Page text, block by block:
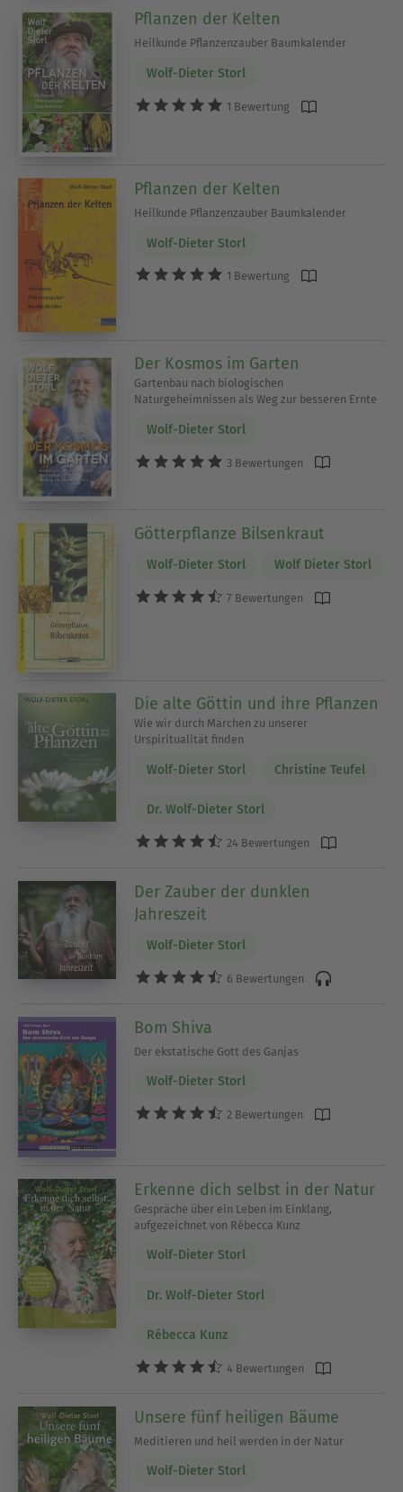
Pflanzen der Kelten
Heilkunde Pflanzenzauber Baumkalender
Wolf-Dieter Storl
1 Bewertung
Pflanzen der Kelten
Heilkunde Pflanzenzauber Baumkalender
Wolf-Dieter Storl
1 Bewertung
Der Kosmos im Garten
Gartenbau nach biologischen
Naturgeheimnissen als Weg zur besseren Ernte
Wolf-Dieter Storl
3 Bewertungen
Götterpflanze Bilsenkraut
Wolf-Dieter Storl Wolf Dieter Storl
7 Bewertungen
Die alte Göttin und ihre Pflanzen
Wie wir durch Märchen zu unserer
Urspiritualität finden
Wolf-Dieter Storl Christine Teufel
Dr. Wolf-Dieter Storl
24 Bewertungen
Der Zauber der dunklen
Jahreszeit
Wolf-Dieter Storl
6 Bewertungen
Bom Shiva
Der ekstatische Gott des Ganjas
Wolf-Dieter Storl
2 Bewertungen
Erkenne dich selbst in der Natur
Gespräche über ein Leben im Einklang,
aufgezeichnet von Rébecca Kunz
Wolf-Dieter Storl
Dr. Wolf-Dieter Storl
Rébecca Kunz
4 Bewertungen
Unsere fünf heiligen Bäume
Meditieren und heil werden in der Natur
Wolf-Dieter Storl